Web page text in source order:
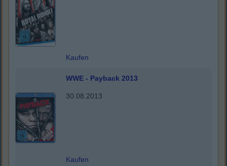
Kaufen
WWE - Payback 2013
30.08.2013
Kaufen